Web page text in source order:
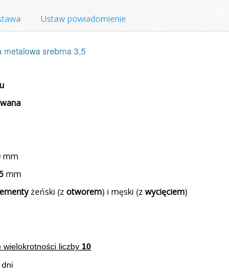
Ustaw powiadomienie
metalowa srebrna 3,5
mm
mm
żeński (z otworem) i męski (z wycięciem)
wielokrotności liczby 10
dni